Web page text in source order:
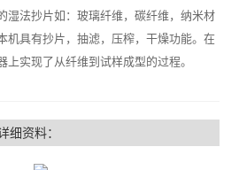
湿法抄片如：玻璃纤维，碳纤维，纳米材
机具有抄片，抽滤，压榨，干燥功能。在
上实现了从纤维到试样成型的过程。
细资料：